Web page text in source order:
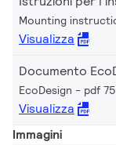
Mounting
Visualizza
Documento
EcoDesign pdf
Visualizza
Immagini